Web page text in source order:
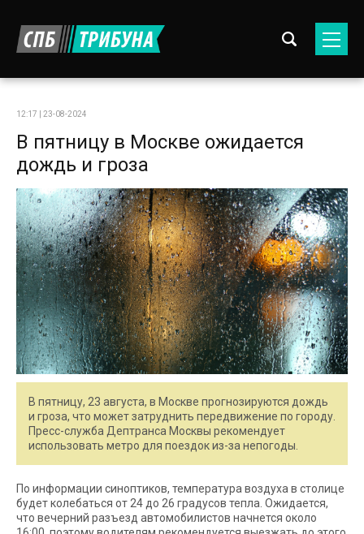
12:17 | 23-08-2024
В пятницу в Москве ожидается
дождь и гроза
В пятницу, 23 августа, в Москве прогнозируются дождь
и гроза, что может затруднить передвижение по городу.
Пресс-служба Дептранса Москвы рекомендует
использовать метро для поездок из-за непогоды.
По информации синоптиков, температура воздуха в столице
будет колебаться от 24 до 26 градусов тепла. Ожидается,
что вечерний разъезд автомобилистов начнется около